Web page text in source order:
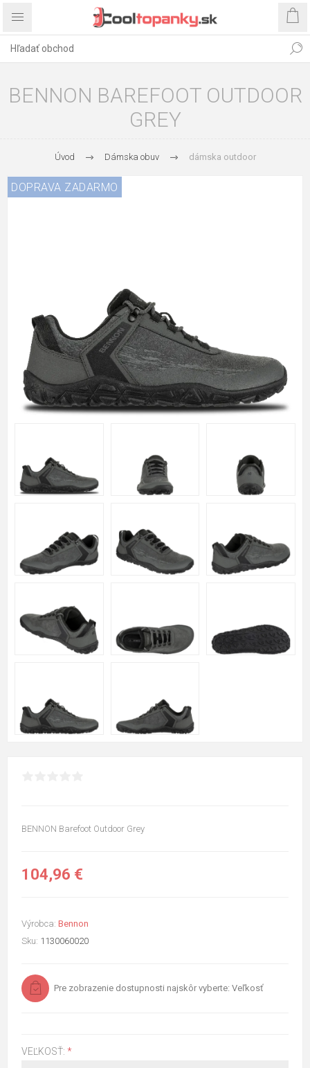
BENNON BAREFOOT OUTDOOR
GREY
Úvod Dámska obuv dámska outdoor
DOPRAVA ZADARMO
BENNON Barefoot Outdoor Grey
104,96 €
Výrobca: Bennon
Sku: 1130060020
Pre zobrazenie dostupnosti najskôr vyberte: Veľkosť
VEĽKOSŤ: *